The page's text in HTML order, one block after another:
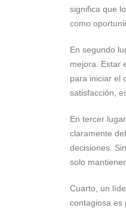
significa que
como
En segundo
mejora. Estar
para iniciar el
satisfacción,
En tercer
claramente
decisiones.
solo
Cuarto, un
contagiosa es